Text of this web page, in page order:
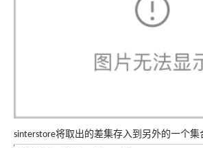
sinterstore将取出的差集存入到另外的一个集